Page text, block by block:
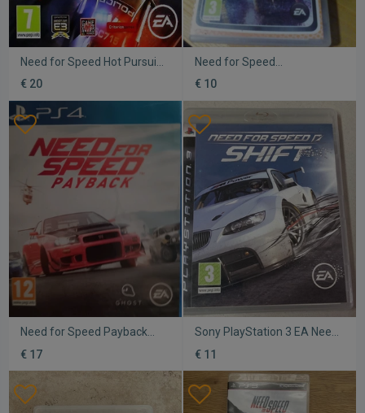
Need for Speed Hot Pursuit
PS3 μεταχειρισμένο
€ 20
Need for Speed
Underground Rivals
μεταχειρισμένο για
PlayStation Portable
€ 10
Need for Speed Payback
€ 17
Sony PlayStation 3 EA Need
κατάσταση Τιμή 11 Ευρώ
€ 11